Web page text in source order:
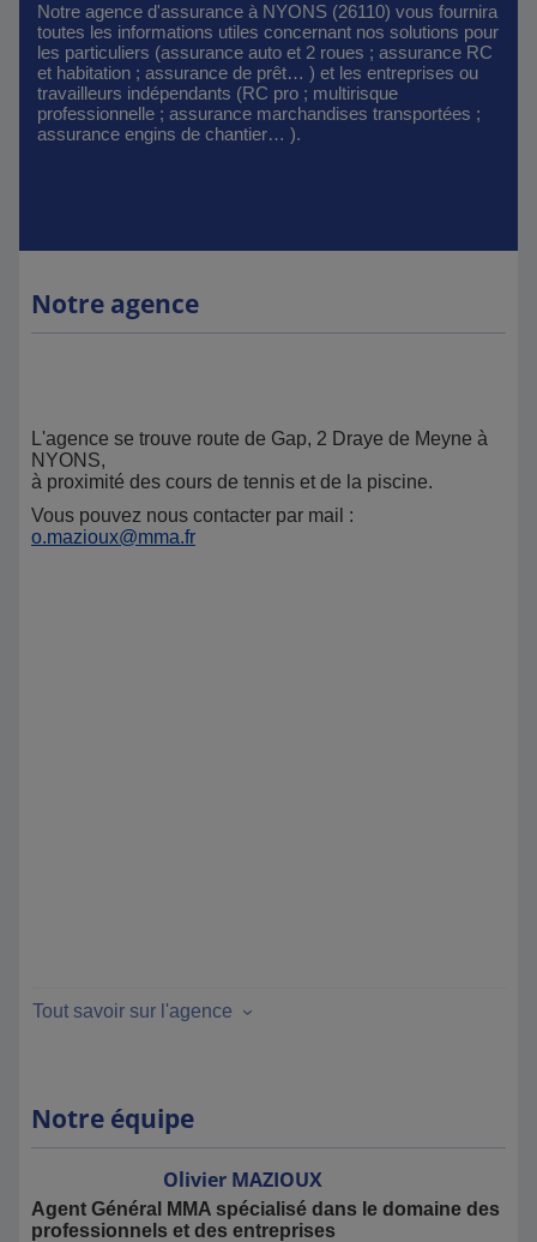
Notre agence d'assurance à NYONS (26110) vous fournira
toutes les informations utiles concernant nos solutions pour
les particuliers (assurance auto et 2 roues ; assurance RC
et habitation ; assurance de prêt… ) et les entreprises ou
travailleurs indépendants (RC pro ; multirisque
professionnelle ; assurance marchandises transportées ;
assurance engins de chantier… ).
Notre agence
L'agence se trouve route de Gap, 2 Draye de Meyne à
NYONS,
à proximité des cours de tennis et de la piscine.
Vous pouvez nous contacter par mail :
o.mazioux@mma.fr
Tout savoir sur l'agence
Notre équipe
Olivier MAZIOUX
Agent Général MMA spécialisé dans le domaine des
professionnels et des entreprises